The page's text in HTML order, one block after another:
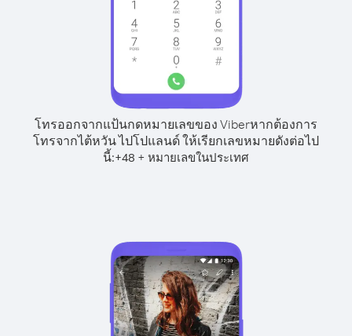
โทรออกจากแป้นกดหมายเลขของ Viberหากต้องการ
โทรจากไต้หวัน ไปโปแลนด์ ให้เรียกเลขหมายดังต่อไป
นี้:+48 + หมายเลขในประเทศ